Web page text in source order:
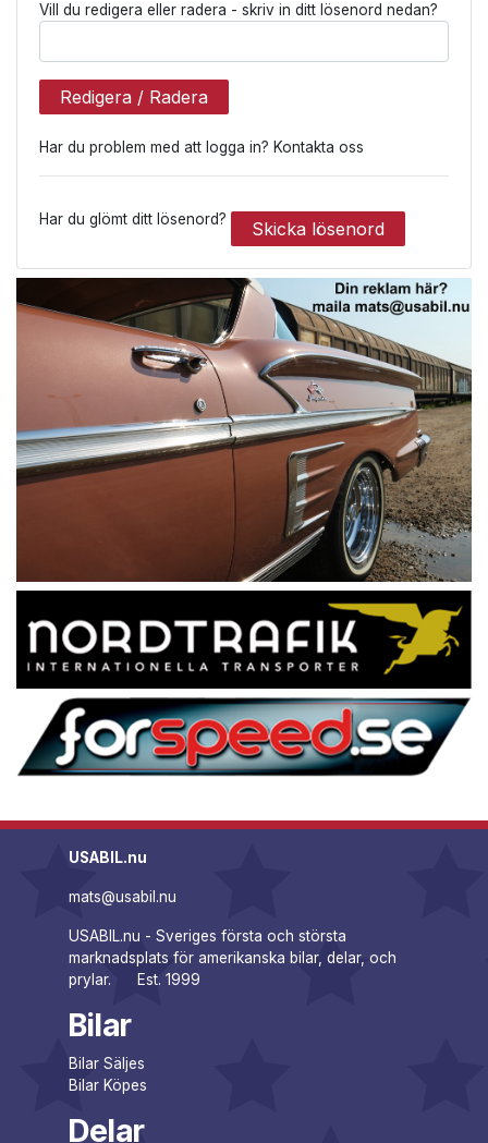
Vill du redigera eller radera - skriv in ditt lösenord nedan?
Redigera / Radera
Har du problem med att logga in? Kontakta oss
Har du glömt ditt lösenord? Skicka lösenord
USABIL.nu
mats@usabil.nu
USABIL.nu - Sveriges första och största
marknadsplats för amerikanska bilar, delar, och
prylar. Est. 1999
Bilar
Bilar Säljes
Bilar Köpes
Delar